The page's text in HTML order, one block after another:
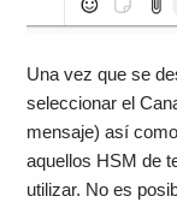
Una vez que se
seleccionar el
mensaje) así
aquellos HSM de
utilizar. No es